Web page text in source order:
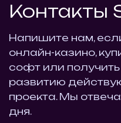
Контакты
Напишите нам,
онлайн-казино,
софт или
развитию
проекта. Мы
дня.